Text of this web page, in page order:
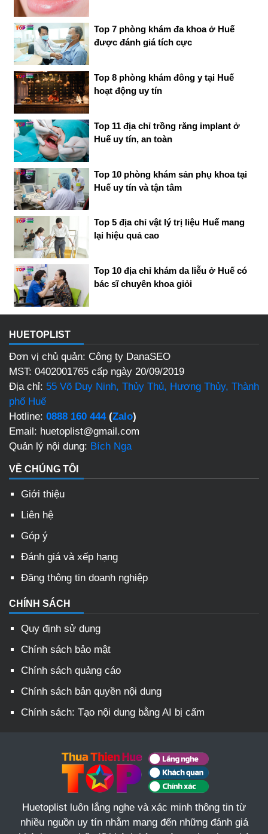
Top 7 phòng khám đa khoa ở Huế
được đánh giá tích cực
Top 8 phòng khám đông y tại Huế
hoạt động uy tín
Top 11 địa chỉ trồng răng implant ở
Huế uy tín, an toàn
Top 10 phòng khám sản phụ khoa tại
Huế uy tín và tận tâm
Top 5 địa chỉ vật lý trị liệu Huế mang
lại hiệu quả cao
Top 10 địa chỉ khám da liễu ở Huế có
bác sĩ chuyên khoa giỏi
HUETOPLIST
Đơn vị chủ quản: Công ty DanaSEO
MST: 0402001765 cấp ngày 20/09/2019
Địa chỉ: 55 Võ Duy Ninh, Thủy Thủ, Hương Thủy, Thành
phố Huế
Hotline: 0888 160 444(Zalo)
Email: huetoplist@gmail.com
Quản lý nội dung: Bích Nga
VỀ CHÚNG TÔI
Giới thiệu
Liên hệ
Góp ý
Đánh giá và xếp hạng
Đăng thông tin doanh nghiệp
CHÍNH SÁCH
Quy định sử dụng
Chính sách bảo mật
Chính sách quảng cáo
Chính sách bản quyền nội dung
Chính sách: Tạo nội dung bằng AI bị cấm
Huetoplist luôn lắng nghe và xác minh thông tin từ
nhiều nguồn uy tín nhằm mang đến những đánh giá